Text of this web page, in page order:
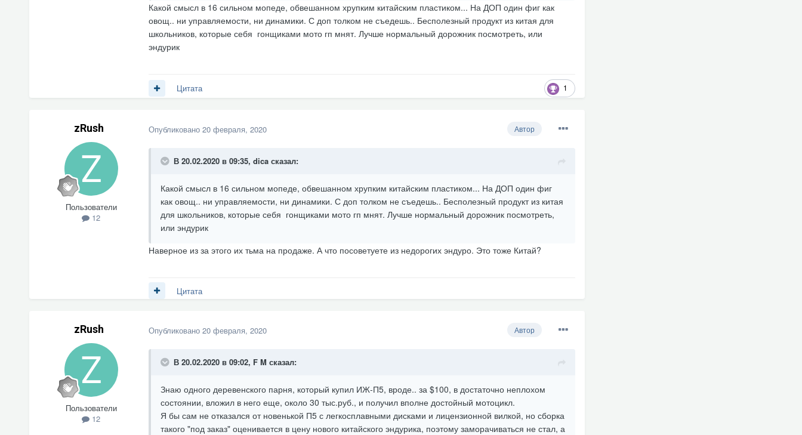
Какой смысл в 16 сильном мопеде, обвешанном хрупким китайским пластиком... На ДОП один фиг как
овощ.. ни управляемости, ни динамики. С доп толком не съедешь.. Бесполезный продукт из китая для
школьников, которые себя гонщиками мото гп мнят. Лучше нормальный дорожник посмотреть, или
эндурик
1
Цитата
zRush
Пользователи
12
Автор
Опубликовано 20 февраля, 2020
В 20.02.2020 в 09:35, dicaсказал:
Какой смысл в 16 сильном мопеде, обвешанном хрупким китайским пластиком... На ДОП один фиг
как овощ.. ни управляемости, ни динамики. С доп толком не съедешь.. Бесполезный продукт из китая
для школьников, которые себя гонщиками мото гп мнят. Лучше нормальный дорожник посмотреть,
или эндурик
Наверное из за этого их тьма на продаже. А что посоветуете из недорогих эндуро. Это тоже Китай?
Цитата
zRush
Пользователи
12
Автор
Опубликовано 20 февраля, 2020
В 20.02.2020 в 09:02, F M сказал:
Знаю одного деревенского парня, который купил ИЖ-П5, вроде.. за $100, в достаточно неплохом
состоянии, вложил в него еще, около 30 тыс.руб., и получил вполне достойный мотоцикл.
Я бы сам не отказался от новенькой П5 с легкосплавными дисками и лицензионной вилкой, но сборка
такого "под заказ" оценивается в цену нового китайского эндурика, поэтому заморачиваться не стал, а